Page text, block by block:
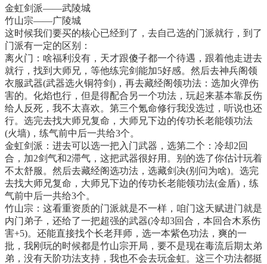
金虹剑派——武陵城
竹山宗——广陵城
这时候我们要买的核心已经到了，去自己选的门派就行，到了
门派有一定的区别：
离火门：啥福利没有，天才跟傻子都一个待遇，跟着他走进去
就行，找到大师兄，等他练完剑能加5好感。然后去神兵阁领
衣服武器(武器选火铜符剑)，再去藏经阁领功法：选加火弹伤
害的。化焰也行，但是得配合另一个功法，玩起来基本靠反伤
给人反死，我不太喜欢。第三个氪命修行我没选过，听说也还
行。选完去找大师兄复命，大师兄下边的传功长老能领功法
(火墙)，练气前中后一共给3个。
金虹剑派：进去可以选一把入门武器，选第二个：冷却2回
合，加2剑气和2滞气，这把武器很好用。别的选了你估计玩着
不太舒服。然后去藏经阁选功法，选藏剑决(别问为啥)。选完
去找大师兄复命，大师兄下边的传功长老能领功法(金盾)，练
气前中后一共给3个。
竹山宗：这看重资质的门派就是不一样，咱门这天赋进门就是
内门弟子，还给了一把超强的武器(冷却3回合，本回合木系伤
害+5)。还能直接找个长老拜师，选一本紫色功法，爽的一
批，我刚玩的时候都是竹山宗开局，要不是现在毒流后期太弟
弟，没有天阶功法支持，我也不会去玩金虹。这三个功法都挺